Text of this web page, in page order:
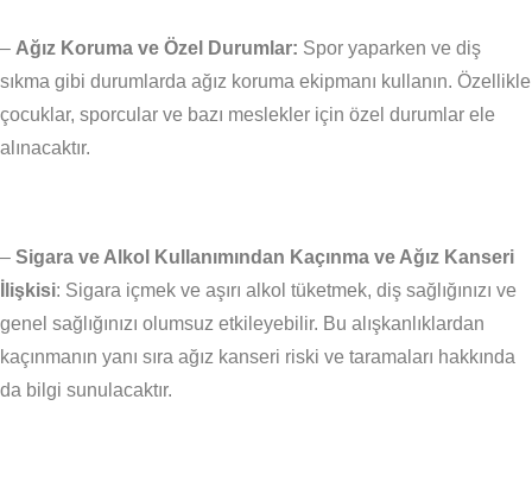
– Ağız Koruma ve Özel Durumlar: Spor yaparken ve diş
sıkma gibi durumlarda ağız koruma ekipmanı kullanın. Özellikle
çocuklar, sporcular ve bazı meslekler için özel durumlar ele
alınacaktır.
– Sigara ve Alkol Kullanımından Kaçınma ve Ağız Kanseri
İlişkisi: Sigara içmek ve aşırı alkol tüketmek, diş sağlığınızı ve
genel sağlığınızı olumsuz etkileyebilir. Bu alışkanlıklardan
kaçınmanın yanı sıra ağız kanseri riski ve taramaları hakkında
da bilgi sunulacaktır.